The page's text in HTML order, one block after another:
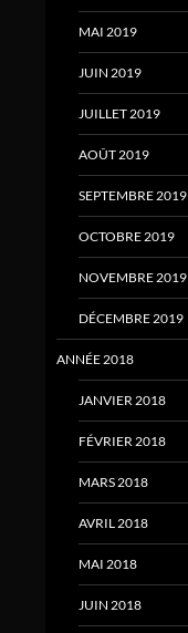
MAI 2019
JUIN 2019
JUILLET 2019
AOÛT 2019
SEPTEMBRE 2019
OCTOBRE 2019
NOVEMBRE 2019
DÉCEMBRE 2019
ANNÉE 2018
JANVIER 2018
FÉVRIER 2018
MARS 2018
AVRIL 2018
MAI 2018
JUIN 2018